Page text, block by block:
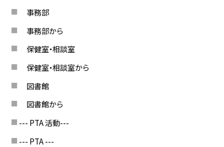
事務部
事務部から
保健室・相談室
保健室・相談室から
図書館
図書館から
--- PTA 活動---
--- PTA ---